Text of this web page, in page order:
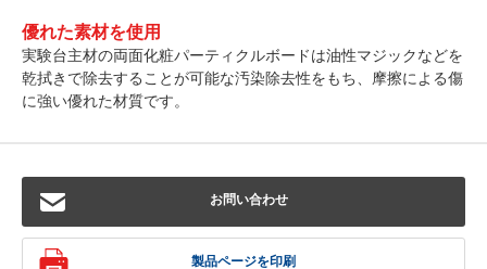
優れた素材を使用
実験台主材の両面化粧パーティクルボードは油性マジックなどを
乾拭きで除去することが可能な汚染除去性をもち、摩擦による傷
に強い優れた材質です。
お問い合わせ
製品ページを印刷